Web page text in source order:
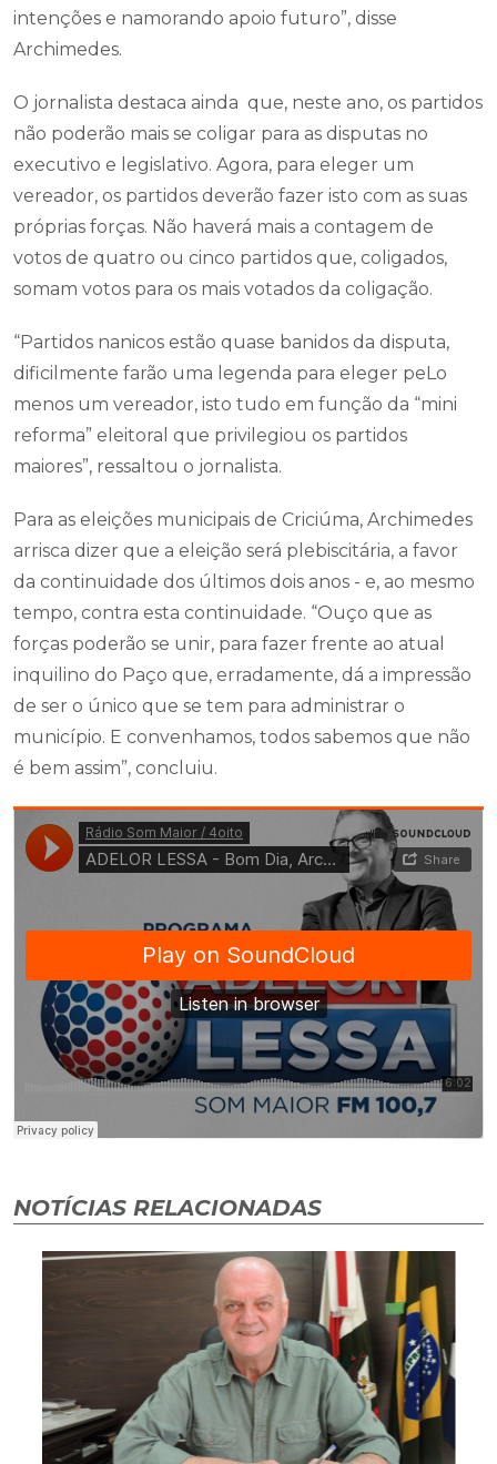
intenções e namorando apoio futuro”, disse
Archimedes.
O jornalista destaca ainda que, neste ano, os partidos
não poderão mais se coligar para as disputas no
executivo e legislativo. Agora, para eleger um
vereador, os partidos deverão fazer isto com as suas
próprias forças. Não haverá mais a contagem de
votos de quatro ou cinco partidos que, coligados,
somam votos para os mais votados da coligação.
“Partidos nanicos estão quase banidos da disputa,
dificilmente farão uma legenda para eleger peLo
menos um vereador, isto tudo em função da “mini
reforma” eleitoral que privilegiou os partidos
maiores”, ressaltou o jornalista.
Para as eleições municipais de Criciúma, Archimedes
arrisca dizer que a eleição será plebiscitária, a favor
da continuidade dos últimos dois anos - e, ao mesmo
tempo, contra esta continuidade. “Ouço que as
forças poderão se unir, para fazer frente ao atual
inquilino do Paço que, erradamente, dá a impressão
de ser o único que se tem para administrar o
município. E convenhamos, todos sabemos que não
é bem assim”, concluiu.
NOTÍCIAS RELACIONADAS